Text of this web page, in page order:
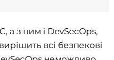
а з ним і DevSecOps,
всі безпекові